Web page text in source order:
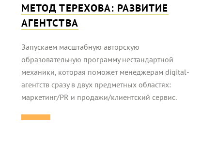
МЕТОД ТЕРЕХОВА: РАЗВИТИЕ
АГЕНТСТВА
Запускаем масштабную авторскую
образовательную программу нестандартной
механики, которая поможет менеджерам digital-
агентств сразу в двух предметных областях:
маркетинг/PR и продажи/клиентский сервис.